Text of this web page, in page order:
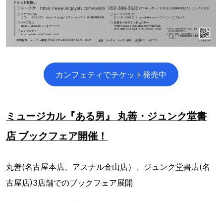
カンフェティでチケット発売中
ミュージカル『ある男』 丸善・ジュンク堂書
店 ブックフェア開催！
丸善(名古屋本店、アスナル金山店）、ジュンク堂書店(名
古屋店)3店舗でのブックフェア展開